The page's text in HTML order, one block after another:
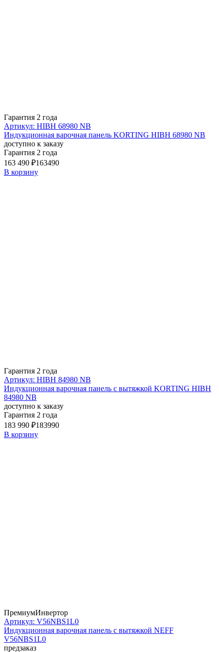
Гарантия 2 года
Артикул: HIBH 68980 NB
Индукционная варочная панель KORTING HIBH 68980 NB
доступно к заказу
Гарантия 2 года
163 490 ₽163490
В корзину
Гарантия 2 года
Артикул: HIBH 84980 NB
Индукционная варочная панель с вытяжкой KORTING HIBH
84980 NB
доступно к заказу
Гарантия 2 года
183 990 ₽183990
В корзину
ПремиумИнвертор
Артикул: V56NBS1L0
Индукционная варочная панель с вытяжкой NEFF
V56NBS1L0
предзаказ